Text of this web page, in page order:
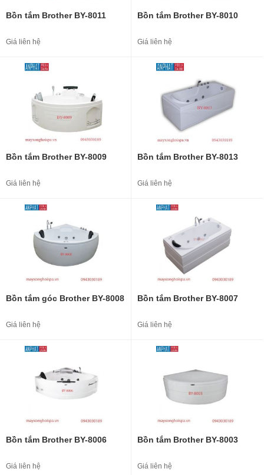
Bồn tắm Brother BY-8011
Giá liên hệ
Bồn tắm Brother BY-8010
Giá liên hệ
Bồn tắm Brother BY-8009
Giá liên hệ
Bồn tắm Brother BY-8013
Giá liên hệ
Bồn tắm góc Brother BY-8008
Giá liên hệ
Bồn tắm Brother BY-8007
Giá liên hệ
Bồn tắm Brother BY-8006
Giá liên hệ
Bồn tắm Brother BY-8003
Giá liên hệ